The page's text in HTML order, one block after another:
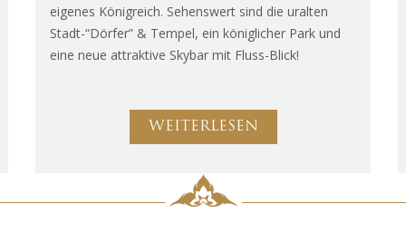
eigenes Königreich. Sehenswert sind die uralten
Stadt-“Dörfer” & Tempel, ein königlicher Park und
eine neue attraktive Skybar mit Fluss-Blick!
WEITERLESEN